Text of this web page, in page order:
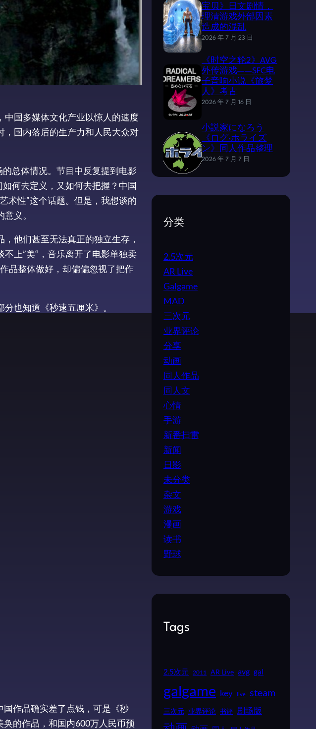
国多媒体文化产业以惊人的速度
，国内落后的生产力和人民大众对
总体情况。节目中反复提到电影
何去定义，又如何去把握？中国
术性”这个话题。但是，我想谈的
义。
他们甚至无法真正的独立生存，
上”美“，音乐离开了电影单独卖
品整体做好，却偏偏忽视了把作
也知道《秒速五厘米》。
作品确实差了点钱，可是《秒
的作品，和国内600万人民币预
宝贝》日文剧情，
理清游戏外部因素
造成的混乱
2026 年 7 月 23 日
《时空之轮2》AVG
外传游戏——SFC电
子音响小说《旅梦
人》考古
2026 年 7 月 16 日
小説家になろう
《ログ·ホライズ
ン》同人作品整理
2026 年 7 月 7 日
分类
2.5次元
AR Live
Galgame
MAD
三次元
业界评论
分享
动画
同人作品
同人文
心情
手游
新番扫雷
新闻
日影
未分类
杂文
游戏
漫画
读书
野球
Tags
2.5次元 2011 AR Live avg gal
galgame key live steam
三次元 业界评论 书评 剧场版